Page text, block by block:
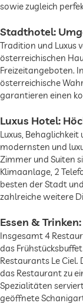
sowie zugleich
Stadthotel:
Tradition und Luxus
österreichischen
Freizeitangeboten.
österreichische
garantieren einen
Luxus Hotel:
Luxus,
modernsten und
Zimmer und Suiten
Klimaanlage, 2
besten der Stadt
zahlreiche weitere
Essen &
Insgesamt 4
das
Restaurants Le
das Restaurant zu
Spezialitäten
geöffnete